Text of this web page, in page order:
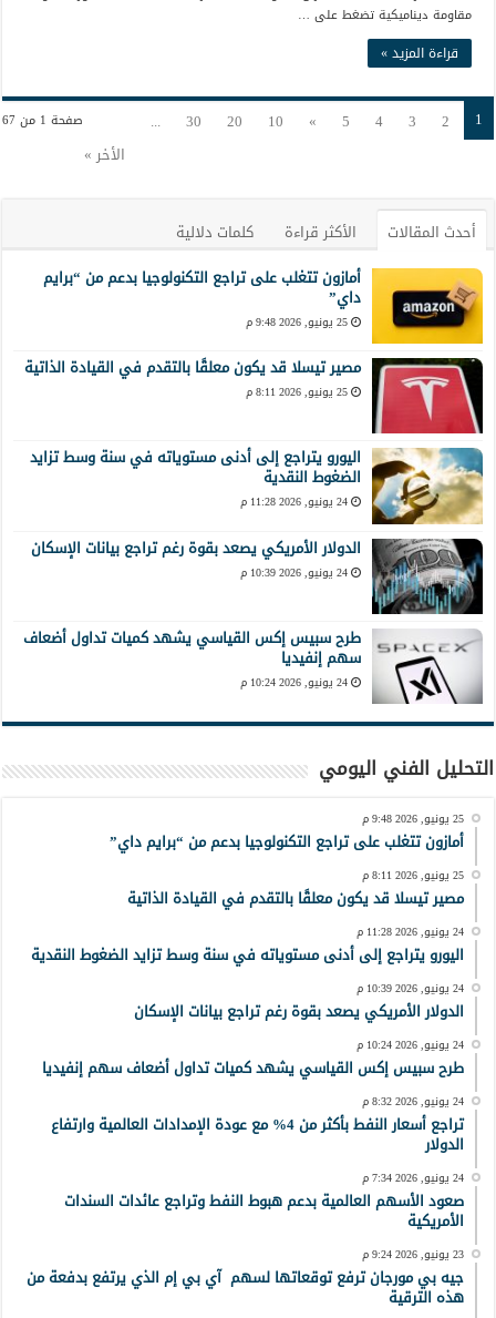
مقاومة ديناميكية تضغط على …
قراءة المزيد »
صفحة 1 من 67 1
2
3
4
5
»
10
20
30
...
الأخر »
أحدث المقالات الأكثر قراءة
كلمات دلالية
أمازون تتغلب على تراجع التكنولوجيا بدعم من “برايم
داي”
25 يونيو, 2026 9:48 م
مصير تيسلا قد يكون معلقًا بالتقدم في القيادة الذاتية
25 يونيو, 2026 8:11 م
اليورو يتراجع إلى أدنى مستوياته في سنة وسط تزايد
الضغوط النقدية
24 يونيو, 2026 11:28 م
الدولار الأمريكي يصعد بقوة رغم تراجع بيانات الإسكان
24 يونيو, 2026 10:39 م
طرح سبيس إكس القياسي يشهد كميات تداول أضعاف
سهم إنفيديا
24 يونيو, 2026 10:24 م
التحليل الفني اليومي
25 يونيو, 2026 9:48 م
أمازون تتغلب على تراجع التكنولوجيا بدعم من “برايم داي”
25 يونيو, 2026 8:11 م
مصير تيسلا قد يكون معلقًا بالتقدم في القيادة الذاتية
24 يونيو, 2026 11:28 م
اليورو يتراجع إلى أدنى مستوياته في سنة وسط تزايد الضغوط النقدية
24 يونيو, 2026 10:39 م
الدولار الأمريكي يصعد بقوة رغم تراجع بيانات الإسكان
24 يونيو, 2026 10:24 م
طرح سبيس إكس القياسي يشهد كميات تداول أضعاف سهم إنفيديا
24 يونيو, 2026 8:32 م
تراجع أسعار النفط بأكثر من 4% مع عودة الإمدادات العالمية وارتفاع
الدولار
24 يونيو, 2026 7:34 م
صعود الأسهم العالمية بدعم هبوط النفط وتراجع عائدات السندات
الأمريكية
23 يونيو, 2026 9:24 م
جيه بي مورجان ترفع توقعاتها لسهم آي بي إم الذي يرتفع بدفعة من
هذه الترقية